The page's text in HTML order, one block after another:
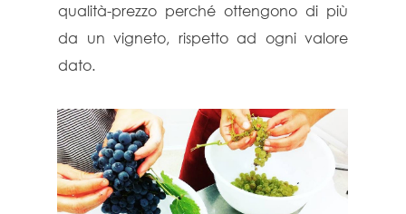
qualità-prezzo perché ottengono di più
da un vigneto, rispetto ad ogni valore
dato.